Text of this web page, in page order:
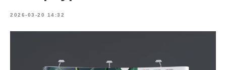
2026-03-20 14:32